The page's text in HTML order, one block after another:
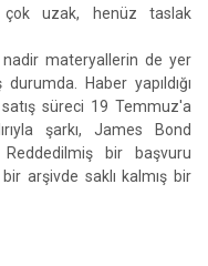
çok uzak, henüz taslak
nadir materyallerin de yer
Haber yapıldığı
süreci 19 Temmuz'a
şarkı, James Bond
Reddedilmiş bir başvuru
arşivde saklı kalmış bir